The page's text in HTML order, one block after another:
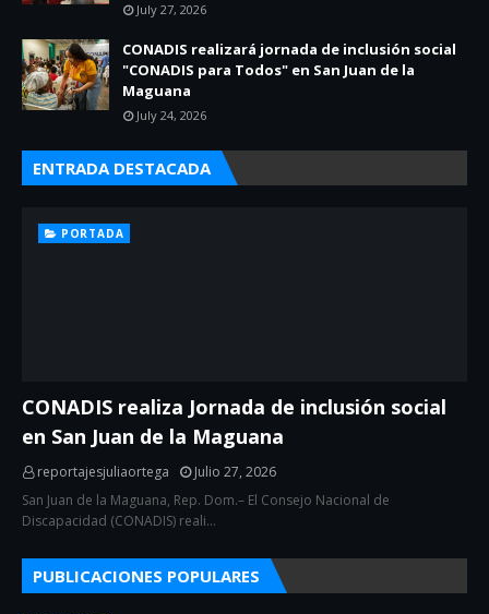
July 27, 2026
CONADIS realizará jornada de inclusión social
"CONADIS para Todos" en San Juan de la
Maguana
July 24, 2026
ENTRADA DESTACADA
PORTADA
CONADIS realiza Jornada de inclusión social
en San Juan de la Maguana
reportajesjuliaortega
Julio 27, 2026
San Juan de la Maguana, Rep. Dom.– El Consejo Nacional de
Discapacidad (CONADIS) reali…
PUBLICACIONES POPULARES